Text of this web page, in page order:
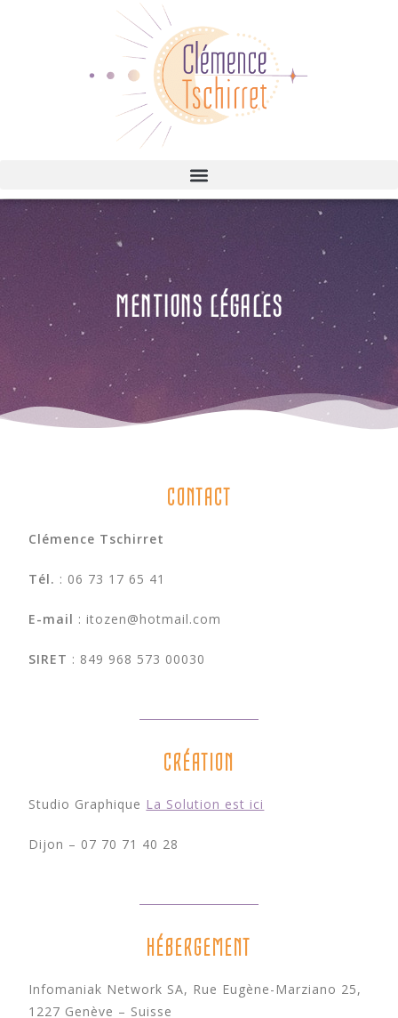
MENT ONS LÉGALES
CONTACT
Clémence Tschirret
Tél. : 06 73 17 65 41
E-mail : itozen@hotmail.com
SIRET : 849 968 573 00030
CRÉATION
Studio Graphique La Solution est ici
Dijon – 07 70 71 40 28
HÉBERGEMENT
Infomaniak Network SA, Rue Eugène-Marziano 25,
1227 Genève – Suisse